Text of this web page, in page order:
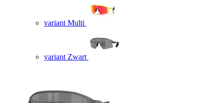
variant Multi
variant Zwart